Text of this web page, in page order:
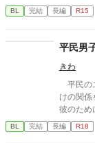
尽くす「
BL 完結 長編 R15
平民男
きわ
平民の
けの関
彼のた
ちを隠
いなエリ
BL 完結 長編 R18